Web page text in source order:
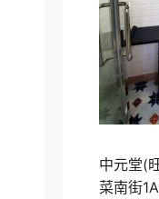
中元堂(
菜南街